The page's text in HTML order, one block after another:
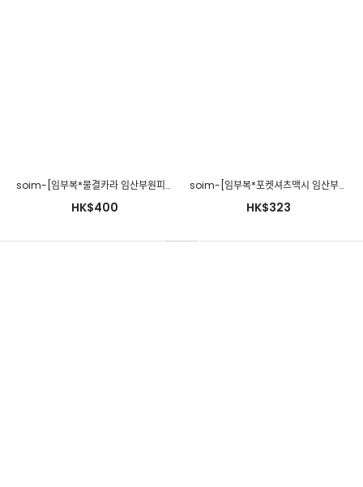
soim-[임부복*물결카라 임산부원피스]♡韓國孕婦裝連身裙
HK$400
soim-[임부복*포켓셔츠맥시 임산부원피스(수유가능)]♡韓國孕婦裝連身裙
HK$323